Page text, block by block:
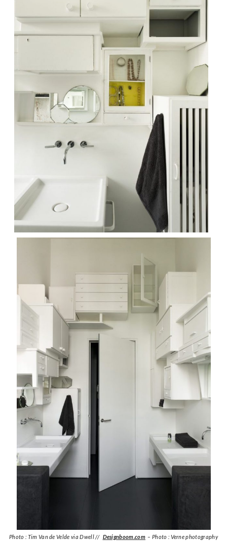
Photo : Tim Van de Velde via Dwell // Designboom.com – Photo : Verne photography